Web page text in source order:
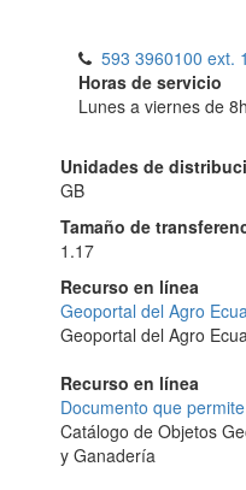
593 3960100 ext.
Horas de servicio
Lunes a viernes de
Unidades de
GB
Tamaño de
1.17
Recurso en línea
Geoportal del Agro
Geoportal del Agro
Recurso en línea
Documento que
Catálogo de Objetos
y Ganadería